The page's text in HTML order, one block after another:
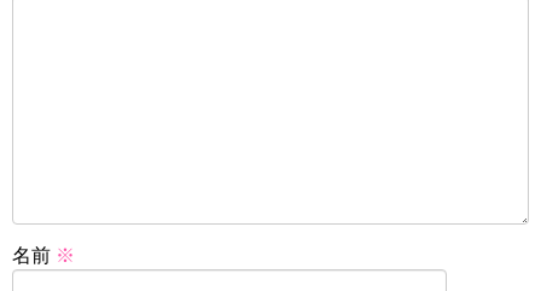
名前 ※